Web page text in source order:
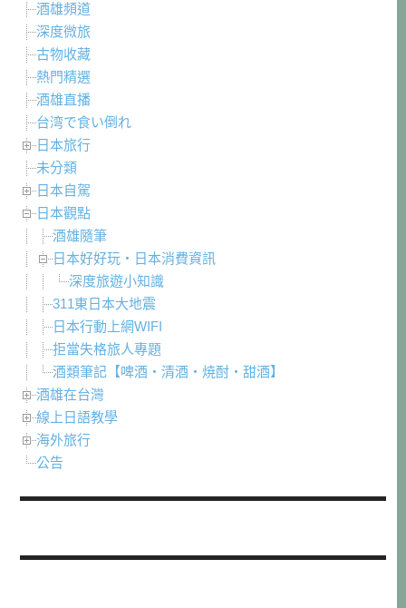
酒雄頻道
深度微旅
古物收藏
熱門精選
酒雄直播
台湾で食い倒れ
日本旅行
未分類
日本自駕
日本觀點
酒雄隨筆
日本好好玩・日本消費資訊
深度旅遊小知識
311東日本大地震
日本行動上網WIFI
拒當失格旅人專題
酒類筆記【啤酒・清酒・焼酎・甜酒】
酒雄在台灣
線上日語教學
海外旅行
公告